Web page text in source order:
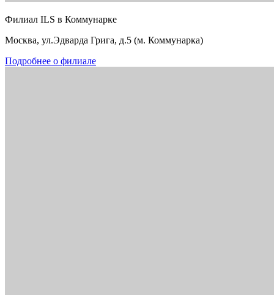
Филиал ILS в Коммунарке
Москва, ул.Эдварда Грига, д.5 (м. Коммунарка)
Подробнее о филиале